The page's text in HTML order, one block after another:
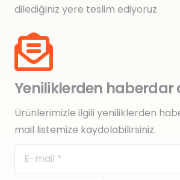
dilediğiniz yere teslim ediyoruz
Yeniliklerden haberdar
Ürünlerimizle ilgili yeniliklerden
mail listemize kaydolabilirsiniz.